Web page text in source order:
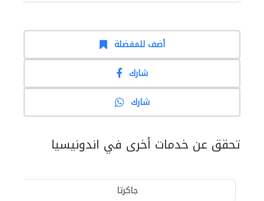
أضف للمفضلة
شارك
شارك
تحقق عن خدمات أخرى في اندونيسيا
جاكرتا